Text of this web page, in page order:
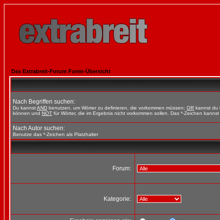
Das Extrabreit-Forum Foren-Übersicht
Nach Begriffen suchen:
Du kannstAND benutzen, um Wörter zu definieren, die vorkommen müssen; OR kannst du
können und NOT für Wörter, die im Ergebnis nicht vorkommen sollen. Das *-Zeichen
Nach Autor suchen:
Benutze das *-Zeichen als Platzhalter
Forum:
Kategorie: